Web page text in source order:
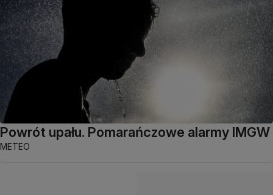
Powrót upału. Pomarańczowe alarmy IMGW
METEO